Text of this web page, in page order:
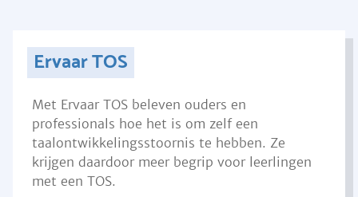
Ervaar TOS
Met Ervaar TOS beleven ouders en
professionals hoe het is om zelf een
taalontwikkelingsstoornis te hebben. Ze
krijgen daardoor meer begrip voor leerlingen
met een TOS.